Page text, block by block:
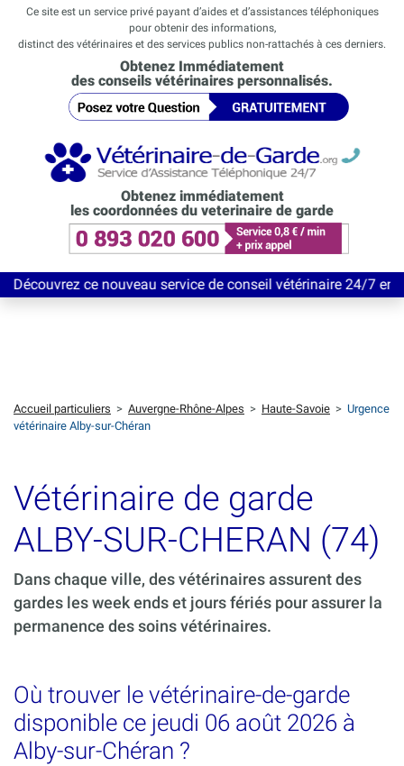
Ce site est un service privé payant d’aides et d’assistances téléphoniques
pour obtenir des informations,
distinct des vétérinaires et des services publics non-rattachés à ces derniers.
Obtenez Immédiatement
des conseils vétérinaires personnalisés.
Obtenez immédiatement
les coordonnées du veterinaire de garde
ce nouveau service de conseil vétérinaire 24/7 entièrement
Accueil particuliers > Auvergne-Rhône-Alpes > Haute-Savoie > Urgence
vétérinaire Alby-sur-Chéran
Vétérinaire de garde
ALBY-SUR-CHERAN (74)
Dans chaque ville, des vétérinaires assurent des
gardes les week ends et jours fériés pour assurer la
permanence des soins vétérinaires.
Où trouver le vétérinaire-de-garde
disponible ce jeudi 06 août 2026 à
Alby-sur-Chéran ?